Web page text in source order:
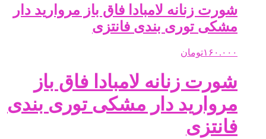
مختلفی
می
باشد.
است
در
صفحه
محصول
شورت زنانه لامبادا فاق باز مروارید دار
مشکی توری بندی فانتزی
۱۶۰.۰۰۰تومان
شورت زنانه لامبادا فاق باز
مروارید دار مشکی توری بندی
فانتزی